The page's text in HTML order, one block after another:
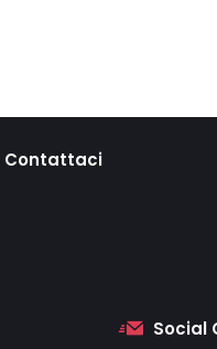
Contattaci
Social